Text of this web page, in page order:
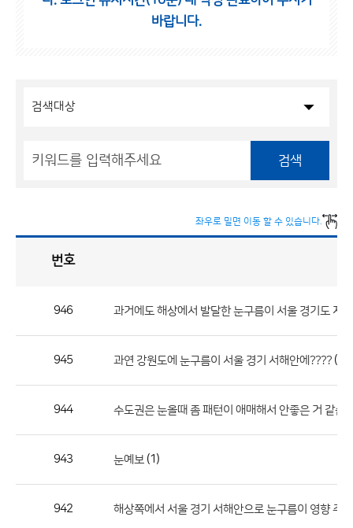
바랍니다.
검색
좌우로 밀면 이동 할 수 있습니다.
론
번호
946 과거에도 해상에서 발달한 눈구름이 서울 경기도 지역
945 과연 강원도에 눈구름이 서울 경기 서해안에???? (2)
944 수도권은 눈올때 좀 패턴이 애매해서 안좋은 거 같습
943 눈예보 (1)
942 해상쪽에서 서울 경기 서해안으로 눈구름이 영향 주